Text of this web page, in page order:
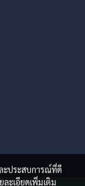
ะประสบการณ์ที่ดี
ะเอียดเพิ่มเติม